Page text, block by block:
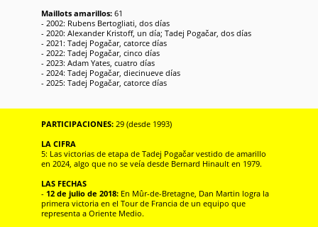
Maillots amarillos: 61
- 2002: Rubens Bertogliati, dos días
- 2020: Alexander Kristoff, un día; Tadej Pogačar, dos días
- 2021: Tadej Pogačar, catorce días
- 2022: Tadej Pogačar, cinco días
- 2023: Adam Yates, cuatro días
- 2024: Tadej Pogačar, diecinueve días
- 2025: Tadej Pogačar, catorce días
PARTICIPACIONES: 29 (desde 1993)
LA CIFRA
5: Las victorias de etapa de Tadej Pogačar vestido de amarillo
en 2024, algo que no se veía desde Bernard Hinault en 1979.
LAS FECHAS
- 12 de julio de 2018: En Mûr-de-Bretagne, Dan Martin logra la
primera victoria en el Tour de Francia de un equipo que
representa a Oriente Medio.